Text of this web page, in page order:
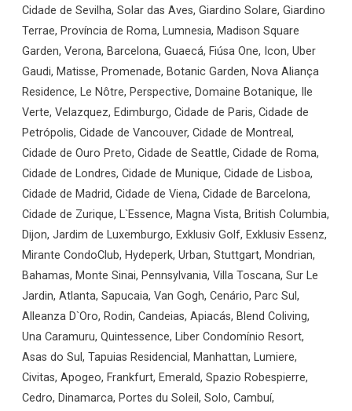
Cidade de Sevilha, Solar das Aves, Giardino Solare, Giardino
Terrae, Província de Roma, Lumnesia, Madison Square
Garden, Verona, Barcelona, Guaecá, Fiúsa One, Icon, Uber
Gaudi, Matisse, Promenade, Botanic Garden, Nova Aliança
Residence, Le Nôtre, Perspective, Domaine Botanique, Ile
Verte, Velazquez, Edimburgo, Cidade de Paris, Cidade de
Petrópolis, Cidade de Vancouver, Cidade de Montreal,
Cidade de Ouro Preto, Cidade de Seattle, Cidade de Roma,
Cidade de Londres, Cidade de Munique, Cidade de Lisboa,
Cidade de Madrid, Cidade de Viena, Cidade de Barcelona,
Cidade de Zurique, L`Essence, Magna Vista, British Columbia,
Dijon, Jardim de Luxemburgo, Exklusiv Golf, Exklusiv Essenz,
Mirante CondoClub, Hydeperk, Urban, Stuttgart, Mondrian,
Bahamas, Monte Sinai, Pennsylvania, Villa Toscana, Sur Le
Jardin, Atlanta, Sapucaia, Van Gogh, Cenário, Parc Sul,
Alleanza D`Oro, Rodin, Candeias, Apiacás, Blend Coliving,
Una Caramuru, Quintessence, Liber Condomínio Resort,
Asas do Sul, Tapuias Residencial, Manhattan, Lumiere,
Civitas, Apogeo, Frankfurt, Emerald, Spazio Robespierre,
Cedro, Dinamarca, Portes du Soleil, Solo, Cambuí,